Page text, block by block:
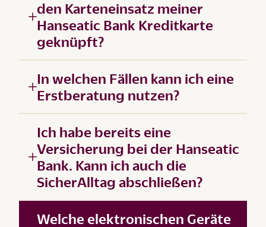
den Karteneinsatz meiner
Hanseatic Bank Kreditkarte
geknüpft?
In welchen Fällen kann ich eine
Erstberatung nutzen?
Ich habe bereits eine
Versicherung bei der Hanseatic
Bank. Kann ich auch die
SicherAlltag abschließen?
Welche elektronischen Geräte